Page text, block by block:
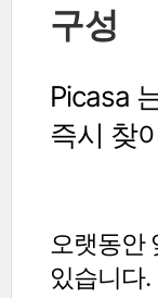
구성
Picasa
즉시 찾
오랫동안
있습니다.